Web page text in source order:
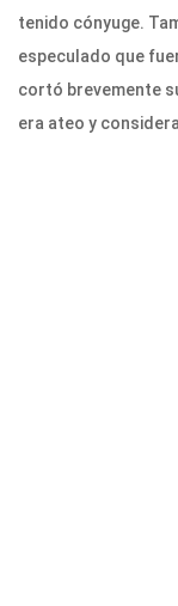
tenido cónyuge.
especulado que
cortó brevemente
era ateo y